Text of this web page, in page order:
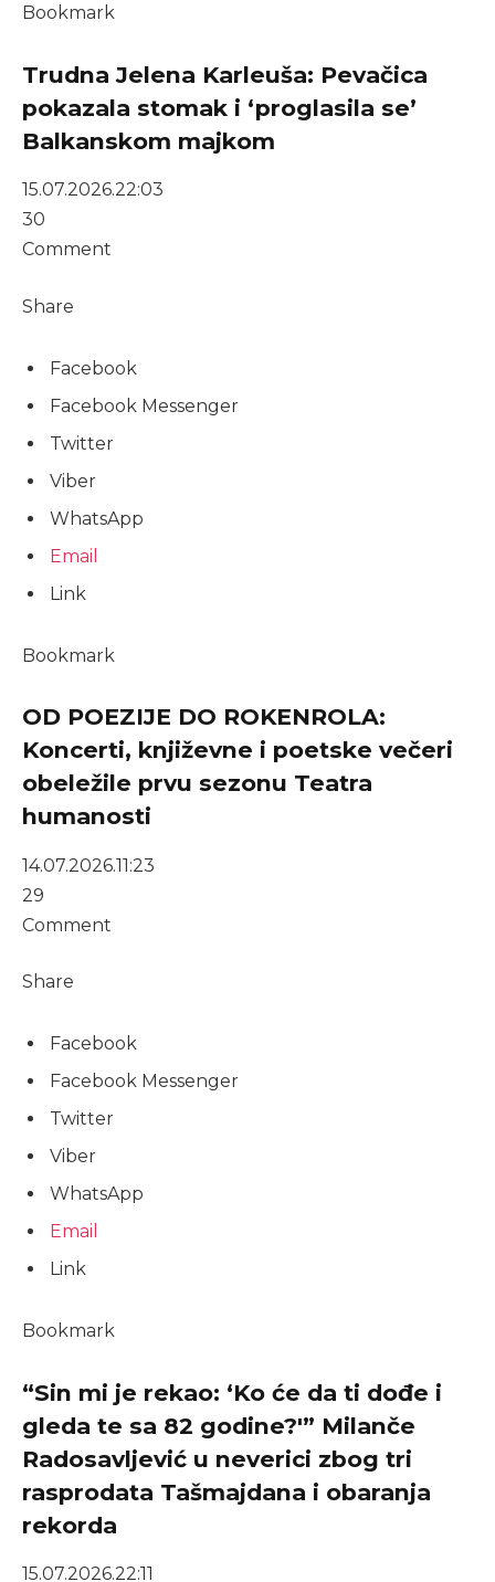
Bookmark
Trudna Jelena Karleuša: Pevačica
pokazala stomak i ‘proglasila se’
Balkanskom majkom
15.07.2026.22:03
30
Comment
Share
Facebook
Facebook Messenger
Twitter
Viber
WhatsApp
Email
Link
Bookmark
OD POEZIJE DO ROKENROLA:
Koncerti, književne i poetske večeri
obeležile prvu sezonu Teatra
humanosti
14.07.2026.11:23
29
Comment
Share
Facebook
Facebook Messenger
Twitter
Viber
WhatsApp
Email
Link
Bookmark
“Sin mi je rekao: ‘Ko će da ti dođe i
gleda te sa 82 godine?'” Milanče
Radosavljević u neverici zbog tri
rasprodata Tašmajdana i obaranja
rekorda
15.07.2026.22:11